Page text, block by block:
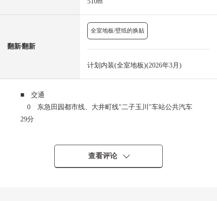
翻新⁄翻新
全室地板/壁纸的换贴
计划内装(全室地板)(2026年3月)
■ 交通
0 东急田园都市线、大井町线"二子玉川"车站公共汽车
29分
0 小田急电铁小田原线"成城学园前"车站公共汽车32分
"公园桥"停歩4分
0 FLAT到"二子玉川"车站接近
查看评论